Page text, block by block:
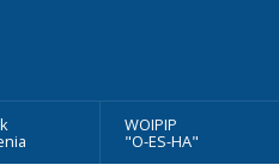
WOIPIP
"O-ES-HA"